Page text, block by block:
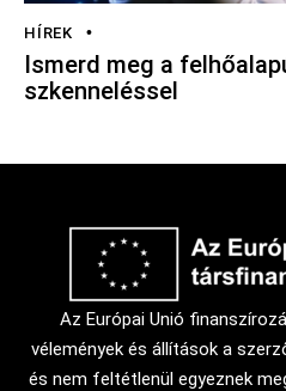
HÍREK
Ismerd meg a
szkenneléssel
Az Európai Unió
vélemények és állítások a
és nem feltétlenül egyeznek